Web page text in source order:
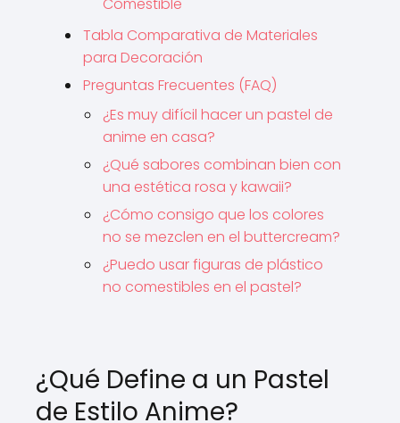
Tabla Comparativa de Materiales
para Decoración
Preguntas Frecuentes (FAQ)
¿Es muy difícil hacer un pastel de
anime en casa?
¿Qué sabores combinan bien con
una estética rosa y kawaii?
¿Cómo consigo que los colores
no se mezclen en el buttercream?
¿Puedo usar figuras de plástico
no comestibles en el pastel?
¿Qué Define a un Pastel
de Estilo Anime?